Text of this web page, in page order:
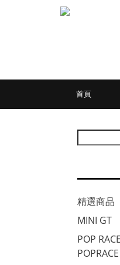
首頁
精選商品
MINI GT
POP
POPRACE